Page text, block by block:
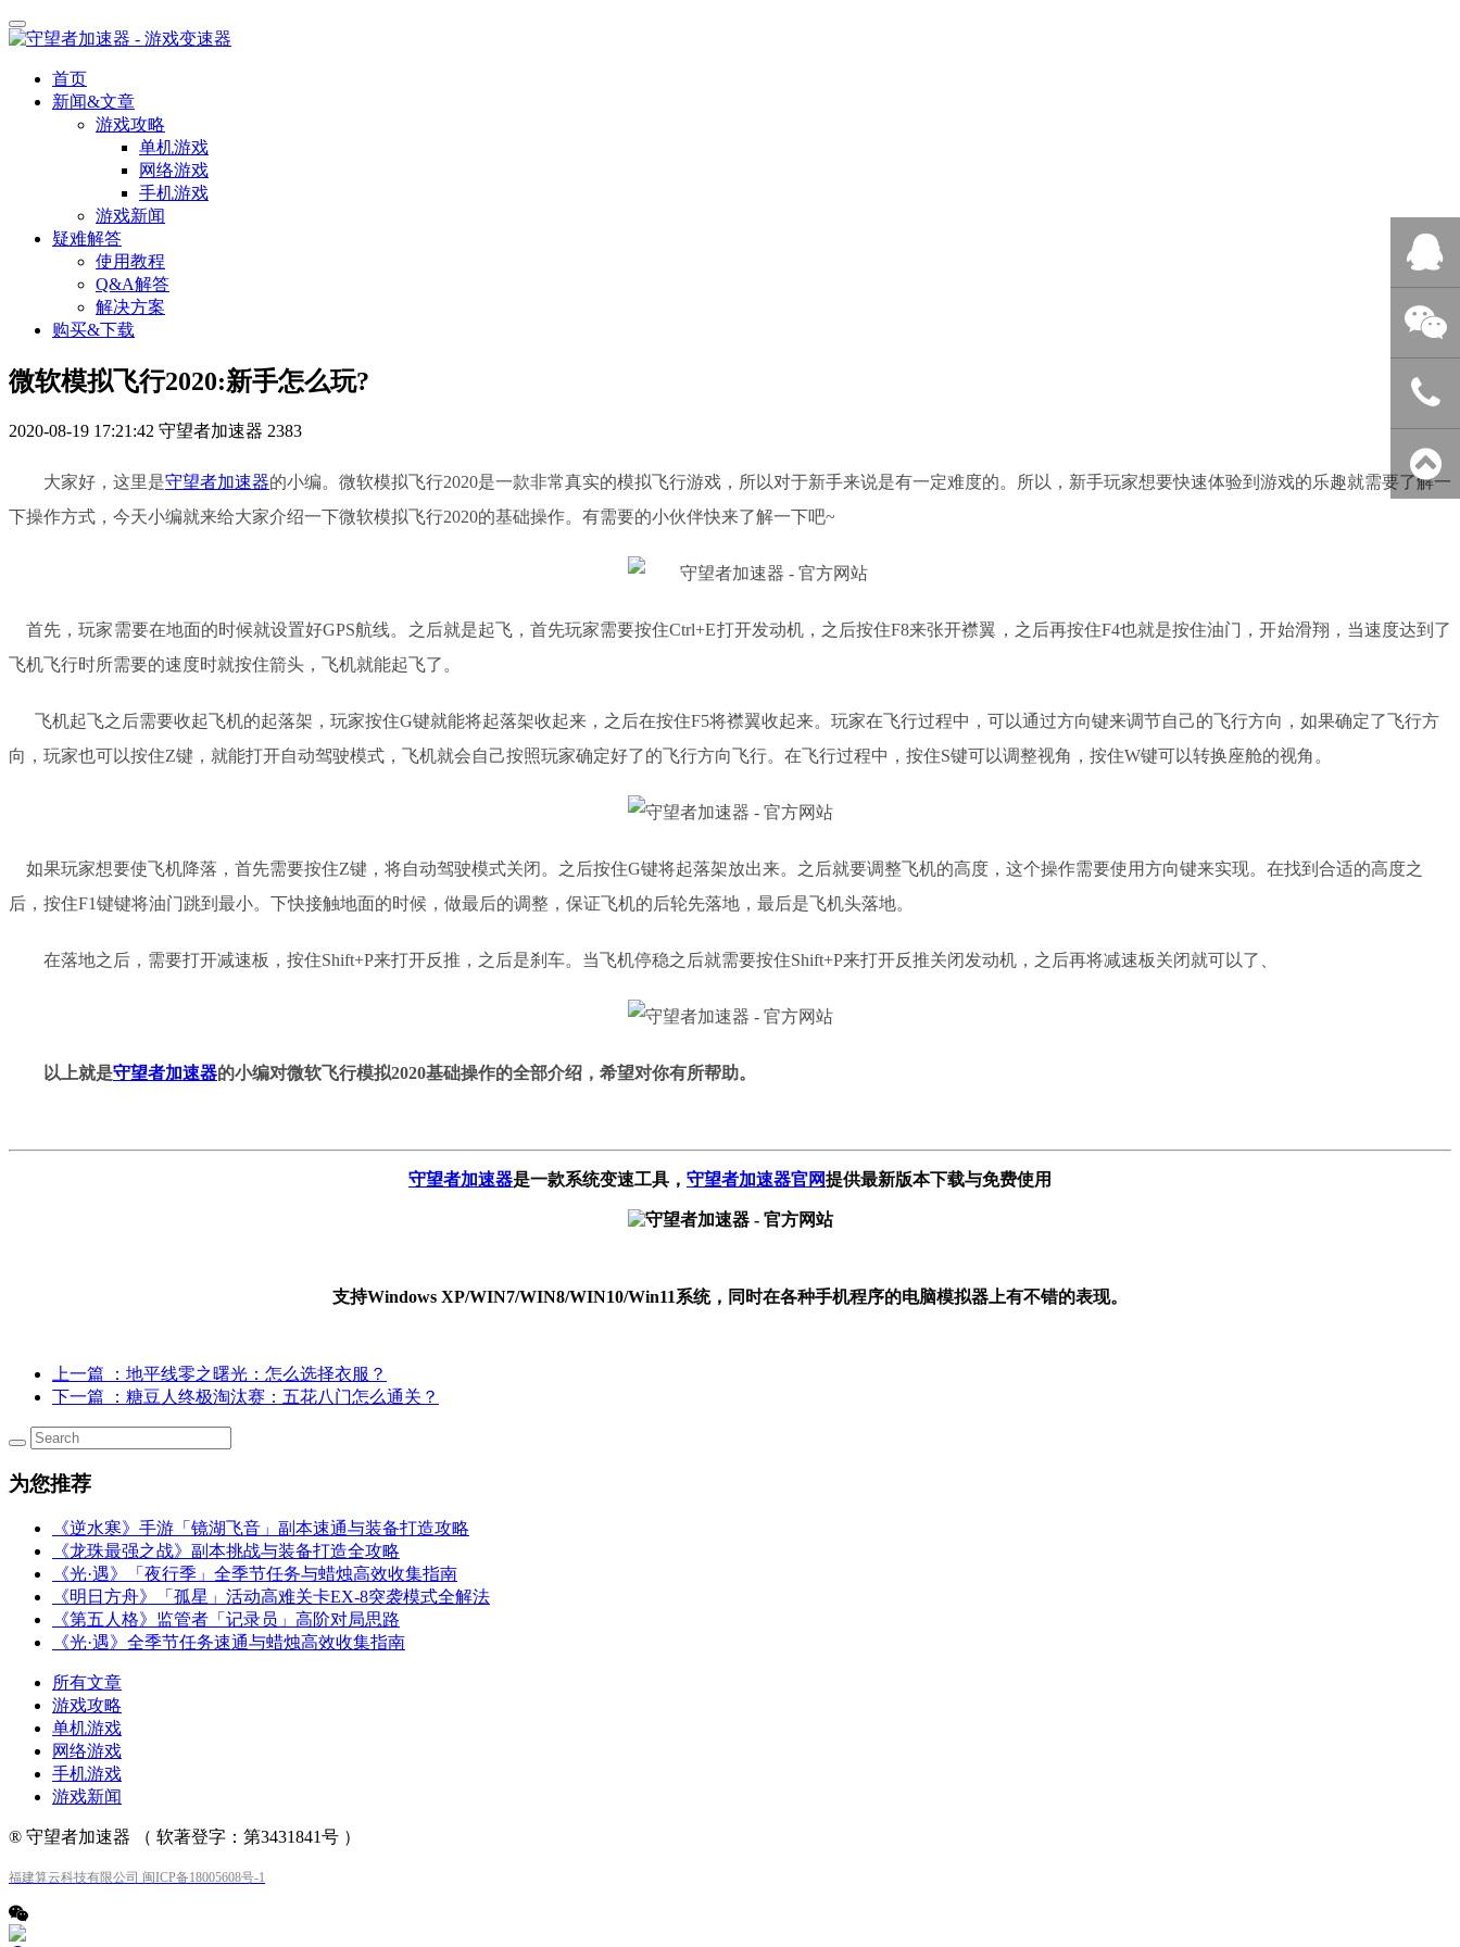
首页
新闻&文章
游戏攻略
单机游戏
网络游戏
手机游戏
游戏新闻
疑难解答
使用教程
Q&A解答
解决方案
购买&下载
微软模拟飞行2020:新手怎么玩?
2020-08-19 17:21:42 守望者加速器 2383
大家好，这里是守望者加速器的小编。 微软模拟飞行2020是一款非常真实的模拟飞行游戏 ， 所以对于新手来说是有一定难度的。所以，新手玩家想要快速体验到游戏的乐趣就需要了解一
下操作方式，今天小编就来给大家介绍一下微软模拟飞行2020的基础操作。有需要的小伙伴快来了解一下吧~
首先，玩家需要在地面的时候就设置好GPS航线。之后就是起飞，首先玩家需要按住Ctrl+E打开发动机，之后按住F8来张开襟翼 ， 之后再按住F4也就是按住油门，开始滑翔，当速度达到了
飞机飞行时所需要的速度时就按住箭头，飞机就能起飞了。
飞机起飞之后需要收起飞机的起落架，玩家按住G键就能将起落架收起来，之后在按住F5将襟翼收起来。玩家在飞行过程中，可以通过方向键来调节自己的飞行方向，如果确定了飞行方
向，玩家也可以按住Z键，就能打开自动驾驶模式，飞机就会自己按照玩家确定好了的飞行方向飞行。在飞行过程中，按住S键可以调整视角，按住W键可以转换座舱的视角。
如果玩家想要使飞机降落，首先需要按住Z键，将自动驾驶模式关闭。之后按住G键将起落架放出来。之后就要调整飞机的高度，这个操作需要使用方向键来实现。在找到合适的高度之
后，按住F1键键将油门跳到最小。下快接触地面的时候，做最后的调整，保证飞机的后轮先落地，最后是飞机头落地。
在落地之后，需要打开减速板，按住Shift+P来打开反推 ， 之后是刹车。当飞机停稳之后就需要按住Shift+P来打开反推关闭发动机，之后再将减速板关闭就可以了、
以上就是守望者加速器的小编对微软飞行模拟2020基础操作的全部介绍，希望对你有所帮助。
守望者加速器是一款系统变速工具 ， 守望者加速器官网提供最新版本下载与免费使用
支持Windows XP/WIN7/WIN8/WIN10/Win11系统，同时在各种手机程序的电脑模拟器上有不错的表现。
上一篇
：地平线零之曙光：怎么选择衣服？
下一篇
：糖豆人终极淘汰赛：五花八门怎么通关？
为您推荐
《逆水寒》手游「镜湖飞音」副本速通与装备打造攻略
《龙珠最强之战》副本挑战与装备打造全攻略
《光·遇》「夜行季」全季节任务与蜡烛高效收集指南
《明日方舟》「孤星」活动高难关卡EX-8突袭模式全解法
《第五人格》监管者「记录员」高阶对局思路
《光·遇》全季节任务速通与蜡烛高效收集指南
所有文章
游戏攻略
单机游戏
网络游戏
手机游戏
游戏新闻
® 守望者加速器 （ 软著登字：第3431841号 ）
福建算云科技有限公司 闽ICP备18005608号-1
QQ客服
微信客服
400-838-